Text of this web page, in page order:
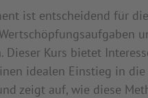
ist entscheidend für
Dieser Kurs bietet
idealen Einstieg in die
zeigt auf, wie diese